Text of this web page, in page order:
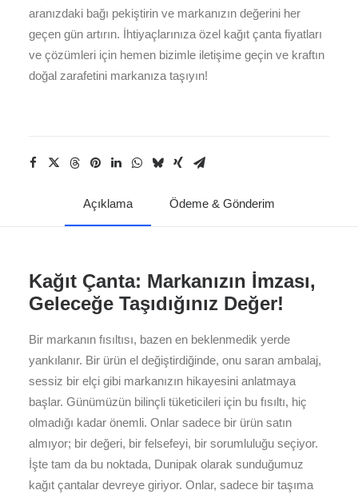
aranızdaki bağı pekiştirin ve markanızın değerini her
geçen gün artırın. İhtiyaçlarınıza özel kağıt çanta fiyatları
ve çözümleri için hemen bizimle iletişime geçin ve kraftın
doğal zarafetini markanıza taşıyın!
Açıklama Ödeme & Gönderim
Kağıt Çanta: Markanızın İmzası,
Geleceğe Taşıdığınız Değer!
Bir markanın fısıltısı, bazen en beklenmedik yerde
yankılanır. Bir ürün el değiştirdiğinde, onu saran ambalaj,
sessiz bir elçi gibi markanızın hikayesini anlatmaya
başlar. Günümüzün bilinçli tüketicileri için bu fısıltı, hiç
olmadığı kadar önemli. Onlar sadece bir ürün satın
almıyor; bir değeri, bir felsefeyi, bir sorumluluğu seçiyor.
İşte tam da bu noktada, Dunipak olarak sunduğumuz
kağıt çantalar devreye giriyor. Onlar, sadece bir taşıma